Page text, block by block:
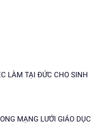
LÀM TẠI ĐỨC CHO SINH
MẠNG LƯỚI GIÁO DỤC